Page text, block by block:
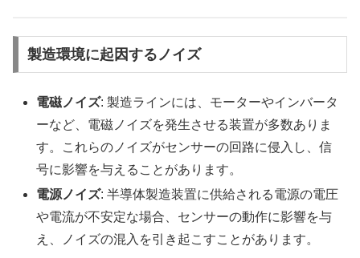
製造環境に起因するノイズ
電磁ノイズ: 製造ラインには、モーターやインバータ
ーなど、電磁ノイズを発生させる装置が多数ありま
す。これらのノイズがセンサーの回路に侵入し、信
号に影響を与えることがあります。
電源ノイズ: 半導体製造装置に供給される電源の電圧
や電流が不安定な場合、センサーの動作に影響を与
え、ノイズの混入を引き起こすことがあります。